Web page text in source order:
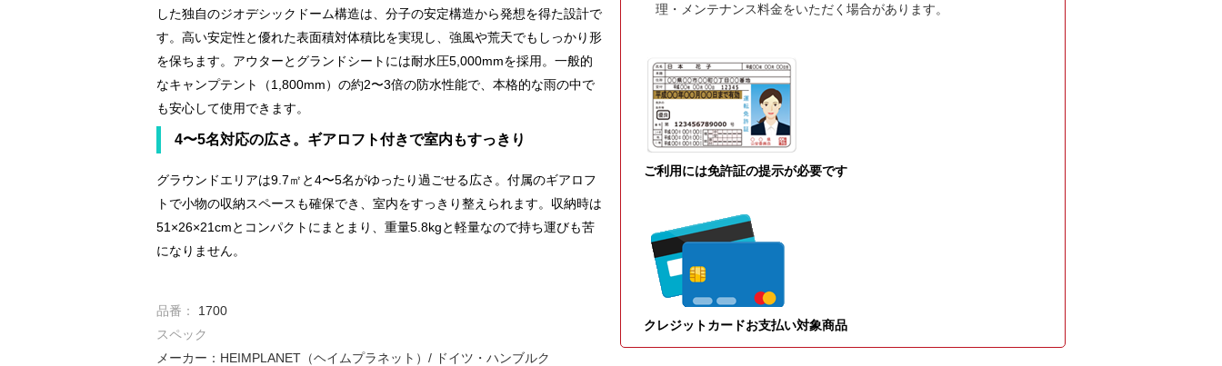
した独自のジオデシックドーム構造は、分子の安定構造から発想を得た設計で
す。高い安定性と優れた表面積対体積比を実現し、強風や荒天でもしっかり形
を保ちます。アウターとグランドシートには耐水圧5,000mmを採用。一般的
なキャンプテント（1,800mm）の約2〜3倍の防水性能で、本格的な雨の中で
も安心して使用できます。
4〜5名対応の広さ。ギアロフト付きで室内もすっきり
グラウンドエリアは9.7㎡と4〜5名がゆったり過ごせる広さ。付属のギアロフ
トで小物の収納スペースも確保でき、室内をすっきり整えられます。収納時は
51×26×21cmとコンパクトにまとまり、重量5.8kgと軽量なので持ち運びも苦
になりません。
品番：
1700
スペック
メーカー：HEIMPLANET（ヘイムプラネット）/ ドイツ・ハンブルク
理・メンテナンス料金をいただく場合があります。
ご利用には免許証の提示が必要です
クレジットカードお支払い対象商品